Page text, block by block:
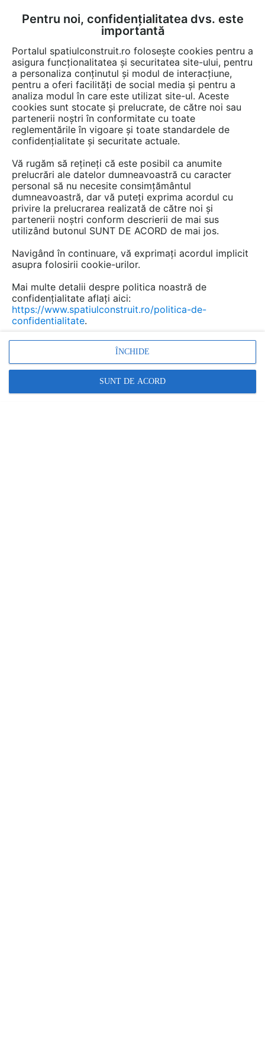
FĂ-ȚI CONT LOGIN
CUM SE FACE
Afla totul despre "Biblioteci
elegante"
1 ARTICOL
Cum să îți amenajezi casa în stilul Dopamine Decor
RESTRANGE
Pentru noi, confidențialitatea dvs. este
importantă
Portalul spatiulconstruit.ro folosește cookies pentru a
asigura funcționalitatea și securitatea site-ului, pentru
a personaliza conținutul și modul de interacțiune,
pentru a oferi facilități de social media și pentru a
analiza modul în care este utilizat site-ul. Aceste
cookies sunt stocate și prelucrate, de către noi sau
partenerii noștri în conformitate cu toate
reglementările în vigoare și toate standardele de
confidențialitate și securitate actuale.
Vă rugăm să rețineți că este posibil ca anumite
prelucrări ale datelor dumneavoastră cu caracter
personal să nu necesite consimțământul
dumneavoastră, dar vă puteți exprima acordul cu
privire la prelucrarea realizată de către noi și
partenerii noștri conform descrierii de mai sus
utilizând butonul SUNT DE ACORD de mai jos.
Navigând în continuare, vă exprimați acordul implicit
asupra folosirii cookie-urilor.
Mai multe detalii despre politica noastră de
confidențialitate aflați aici:
https://www.spatiulconstruit.ro/politica-de-
confidentialitate.
ÎNCHIDE
SUNT DE ACORD